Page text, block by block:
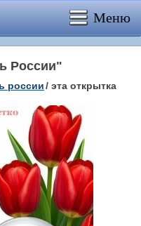
Меню
России"
россии/ эта открытка